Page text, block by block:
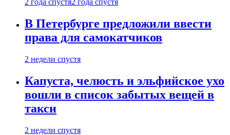
2 года спустя2 года спустя
В Петербурге предложили ввести
права для самокатчиков
2 недели спустя
Капуста, челюсть и эльфийское ухо
вошли в список забытых вещей в
такси
2 недели спустя